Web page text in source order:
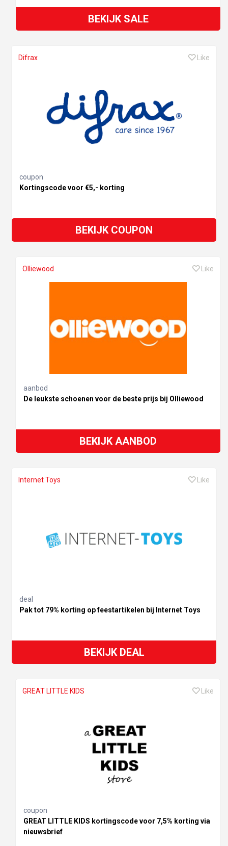
BEKIJK SALE
Difrax Like
coupon
Kortingscode voor €5,- korting
BEKIJK COUPON
Olliewood Like
aanbod
De leukste schoenen voor de beste prijs bij Olliewood
BEKIJK AANBOD
Internet Toys Like
deal
Pak tot 79% korting op feestartikelen bij Internet Toys
BEKIJK DEAL
GREAT LITTLE KIDS Like
coupon
GREAT LITTLE KIDS kortingscode voor 7,5% korting via
nieuwsbrief